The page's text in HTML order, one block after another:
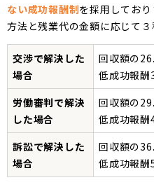
ない成功報酬制を採用してお
方法と残業代の金額に応じて３
交渉で解決した
場合
回収額の
低成功報酬
労働審判で解決
した場合
回収額の
低成功報酬
訴訟で解決した
場合
回収額の
低成功報酬